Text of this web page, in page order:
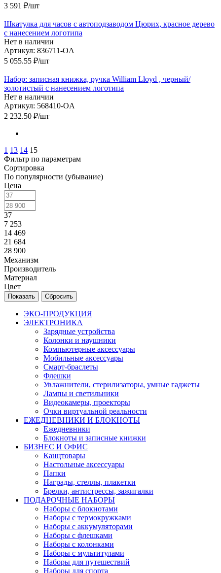
3 591 ₽/шт
Шкатулка для часов с автоподзаводом Цюрих, красное дерево
с нанесением логотипа
Нет в наличии
Артикул: 836711-OA
5 055.55 ₽/шт
Набор: записная книжка, ручка William Lloyd , черный/
золотистый с нанесением логотипа
Нет в наличии
Артикул: 568410-OA
2 232.50 ₽/шт
1 13 14 15
Фильтр по параметрам
Сортировка
По популярности (убывание)
Цена
37
7 253
14 469
21 684
28 900
Механизм
Производитель
Материал
Цвет
Сбросить
ЭКО-ПРОДУКЦИЯ
ЭЛЕКТРОНИКА
Зарядные устройства
Колонки и наушники
Компьютерные аксессуары
Мобильные аксессуары
Смарт-браслеты
Флешки
Увлажнители, стерилизаторы, умные гаджеты
Лампы и светильники
Видеокамеры, проекторы
Очки виртуальной реальности
ЕЖЕДНЕВНИКИ И БЛОКНОТЫ
Ежедневники
Блокноты и записные книжки
БИЗНЕС И ОФИС
Канцтовары
Настольные аксессуары
Папки
Награды, стеллы, плакетки
Брелки, антистрессы, зажигалки
ПОДАРОЧНЫЕ НАБОРЫ
Наборы с блокнотами
Наборы с термокружками
Наборы с аккумуляторами
Наборы с флешками
Наборы с колонками
Наборы с мультитулами
Наборы для путешествий
Наборы для спорта